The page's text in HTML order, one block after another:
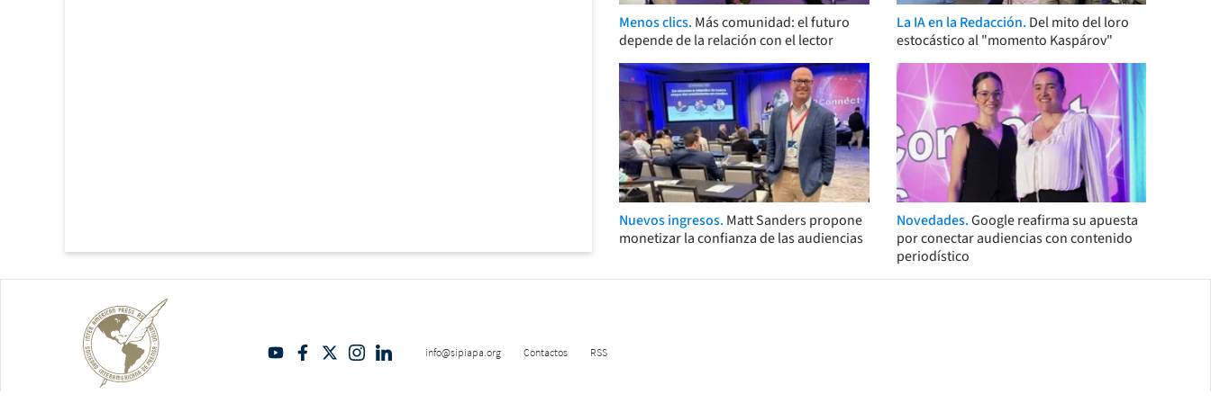
Menos clics. Más comunidad: el futuro
depende de la relación con el lector
La IA en la Redacción. Del mito del loro
estocástico al "momento Kaspárov"
Nuevos ingresos. Matt Sanders propone
monetizar la confianza de las audiencias
Novedades.Google reafirma su apuesta
por conectar audiencias con contenido
periodístico
info@sipiapa.org Contactos RSS